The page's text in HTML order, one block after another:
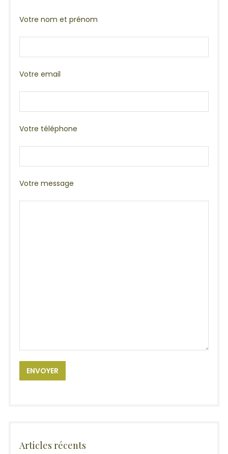
Votre nom et prénom
Votre email
Votre téléphone
Votre message
Articles récents